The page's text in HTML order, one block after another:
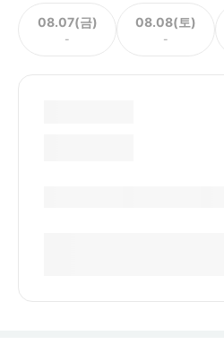
08.07(금)
-
08.08(토)
-